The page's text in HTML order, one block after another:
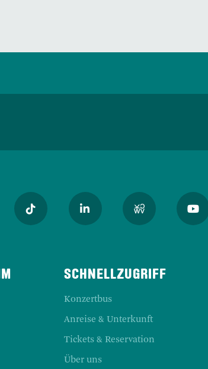
SCHNELLZUGRIFF
Konzertbus
Anreise & Unterkunft
Tickets & Reservation
Über uns